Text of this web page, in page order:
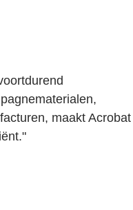
maakt Acrobat